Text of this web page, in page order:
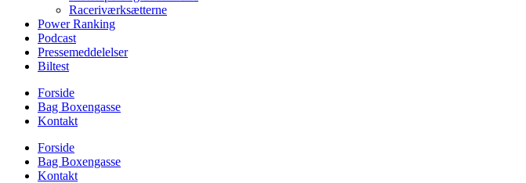
Raceriværksætterne
Power Ranking
Podcast
Pressemeddelelser
Biltest
Forside
Bag Boxengasse
Kontakt
Forside
Bag Boxengasse
Kontakt